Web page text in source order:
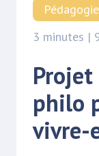
Pédagogie
3 minutes |
Projet
philo
vivre-